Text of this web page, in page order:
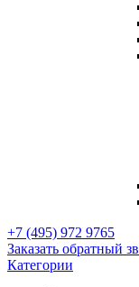
+7 (495) 972 9765
Заказать обратный
Категории